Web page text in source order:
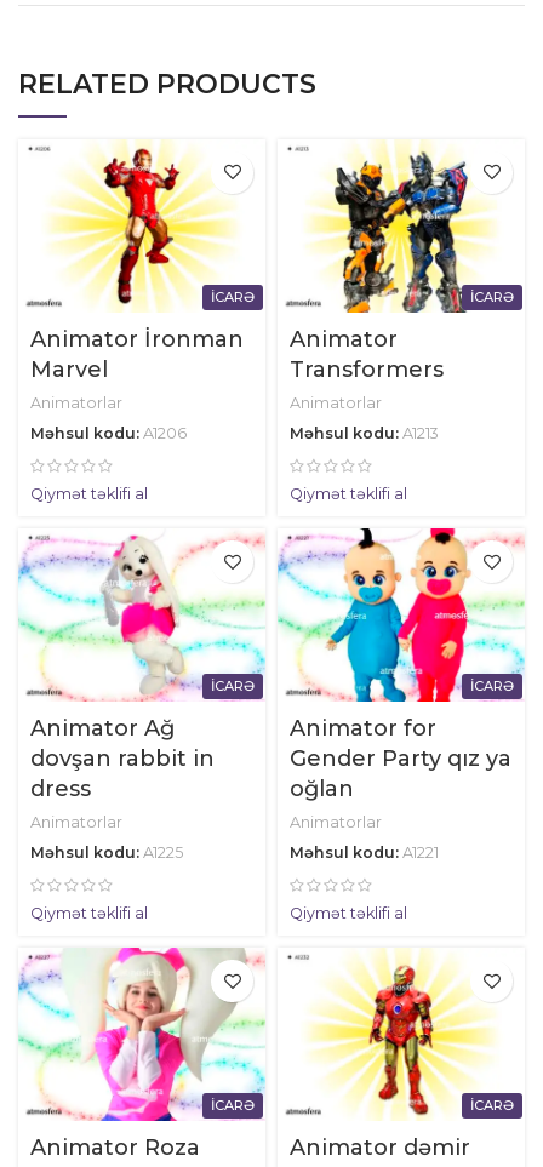
RELATED PRODUCTS
İCARƏ
Animator İronman
Marvel
Animatorlar
Məhsul kodu: A1206
Qiymət təklifi al
İCARƏ
Animator
Transformers
Animatorlar
Məhsul kodu: A1213
Qiymət təklifi al
İCARƏ
Animator Ağ
dovşan rabbit in
dress
Animatorlar
Məhsul kodu: A1225
Qiymət təklifi al
İCARƏ
Animator for
Gender Party qız ya
oğlan
Animatorlar
Məhsul kodu: A1221
Qiymət təklifi al
İCARƏ
Animator Roza
İCARƏ
Animator dəmir